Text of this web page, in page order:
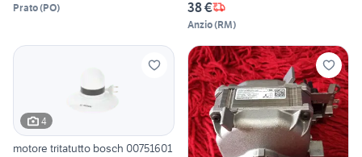
Prato(PO) 38 €
Anzio(RM)
4
motore tritatutto bosch 00751601